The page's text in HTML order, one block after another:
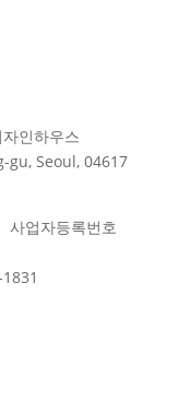
인하우스
gu, Seoul, 04617
사업자등록번호